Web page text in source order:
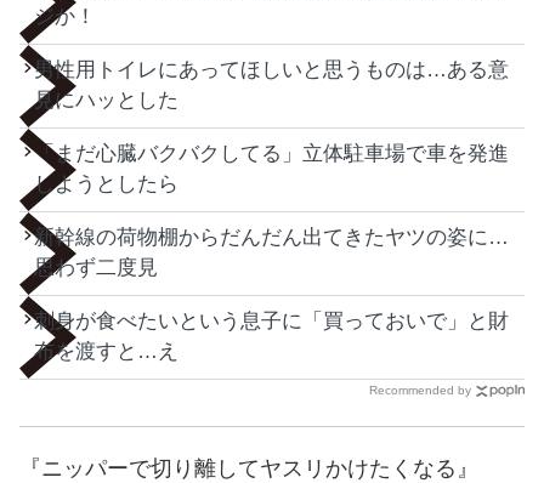
ジか！
男性用トイレにあってほしいと思うものは…ある意
見にハッとした
「まだ心臓バクバクしてる」立体駐車場で車を発進
しようとしたら
新幹線の荷物棚からだんだん出てきたヤツの姿に…
思わず二度見
刺身が食べたいという息子に「買っておいで」と財
布を渡すと…え
Recommended by
『ニッパーで切り離してヤスリかけたくなる』